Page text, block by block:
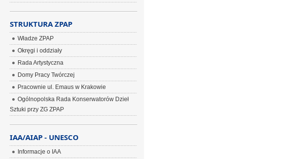
STRUKTURA ZPAP
Władze ZPAP
Okręgi i oddziały
Rada Artystyczna
Domy Pracy Twórczej
Pracownie ul. Emaus w Krakowie
Ogólnopolska Rada Konserwatorów Dzieł
Sztuki przy ZG ZPAP
IAA/AIAP - UNESCO
Informacje o IAA